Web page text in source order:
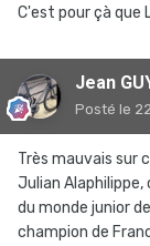
C'est pour çà que
Jean
Posté le
Très mauvais sur
Julian
du monde junior
champion de